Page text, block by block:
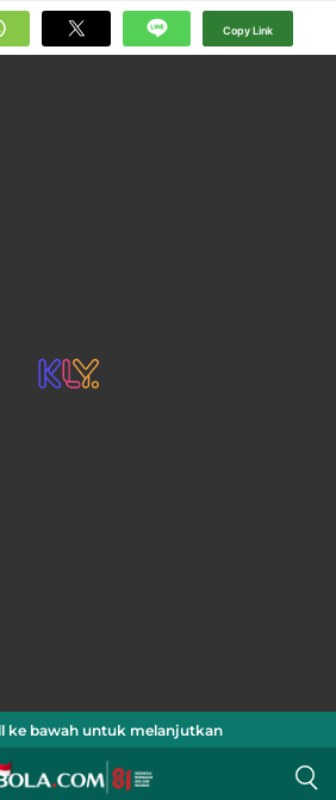
Copy Link
ke bawah untuk melanjutkan